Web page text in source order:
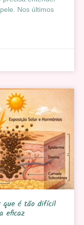
Nos últimos
que é tão difícil
eficaz